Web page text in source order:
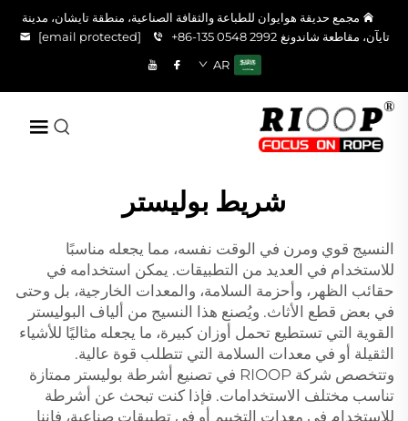
مجمع حديقة هوايوان للطباعة والثقافة الصناعية، منطقة تايشان، مدينة
تايآن، مقاطعة شاندونغ +86-135 0548 2992
[email protected]
AR
شريط بوليستر
النسيج قوي ومرن في الوقت نفسه، مما يجعله مناسبًا
للاستخدام في العديد من التطبيقات. يمكن استخدامه في
حقائب الظهر، وأحزمة السلامة، والمعدات الخارجية، بل وحتى
في بعض قطع الأثاث. ويُصنع هذا النسيج من ألياف البوليستر
القوية التي تستطيع تحمل أوزان كبيرة، ما يجعله مثاليًا للأشياء
الثقيلة أو في معدات السلامة التي تتطلب قوة عالية.
وتتخصص شركة RIOOP في تصنيع أشرطة بوليستر ممتازة
تناسب مختلف الاستخدامات. فإذا كنت تبحث عن أشرطة
للاستخدام في معدات التخييم أو في تطبيقات صناعية، فإننا